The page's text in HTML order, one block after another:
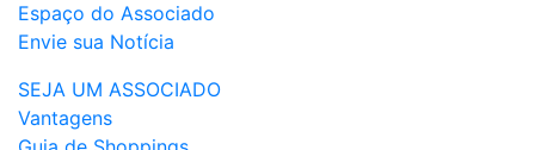
Espaço do Associado
Envie sua Notícia
SEJA UM ASSOCIADO
Vantagens